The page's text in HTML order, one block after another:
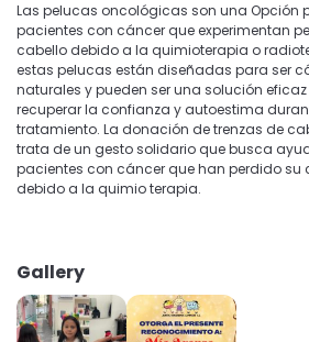
Las pelucas oncológicas son una Opción
pacientes con cáncer que experimentan
cabello debido a la quimioterapia o
estas pelucas están diseñadas para ser
naturales y pueden ser una solución
recuperar la confianza y autoestima
tratamiento. La donación de trenzas de
trata de un gesto solidario que busca
pacientes con cáncer que han perdido su
debido a la quimio terapia.
Gallery